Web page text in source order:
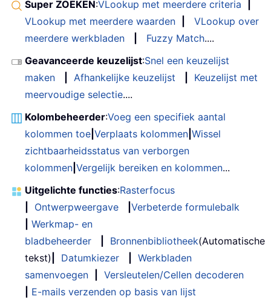
Super ZOEKEN:VLookup met meerdere criteria
VLookup met meerdere waarden
VLookup over
meerdere werkbladen
Fuzzy Match....
Geavanceerde keuzelijst:Snel een keuzelijst
maken
Afhankelijke keuzelijst
Keuzelijst met
meervoudige selectie....
Kolombeheerder:Voeg een specifiek aantal
kolommen toe Verplaats kolommen Wissel
zichtbaarheidsstatus van verborgen
kolommen Vergelijk bereiken en kolommen...
Uitgelichte functies:Rasterfocus
Ontwerpweergave
Verbeterde formulebalk
Werkmap- en
bladbeheerder
Bronnenbibliotheek(Automatische
tekst)
Datumkiezer
Werkbladen
samenvoegen
Versleutelen/Cellen decoderen
E-mails verzenden op basis van lijst